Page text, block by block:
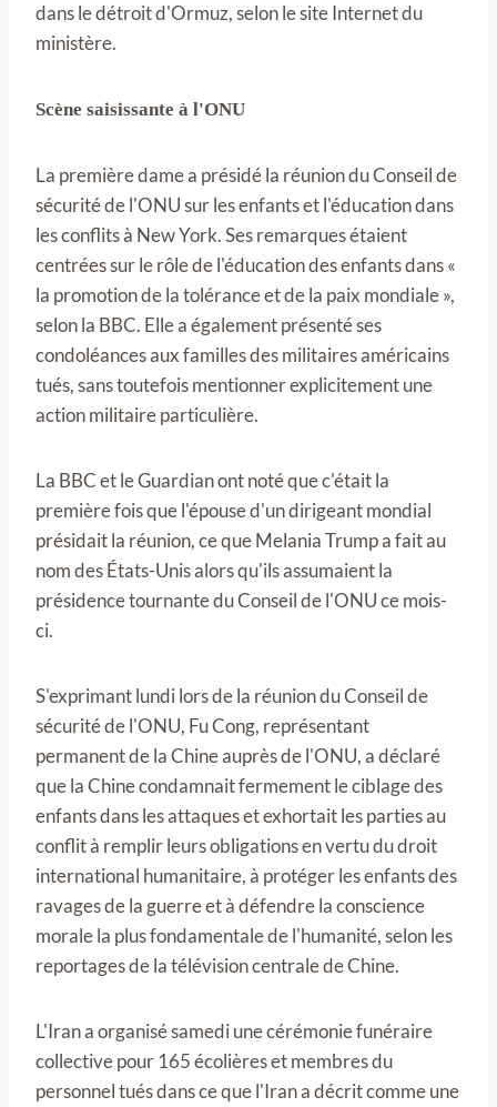
dans le détroit d'Ormuz, selon le site Internet du
ministère.
Scène saisissante à l'ONU
La première dame a présidé la réunion du Conseil de
sécurité de l'ONU sur les enfants et l'éducation dans
les conflits à New York. Ses remarques étaient
centrées sur le rôle de l'éducation des enfants dans «
la promotion de la tolérance et de la paix mondiale »,
selon la BBC. Elle a également présenté ses
condoléances aux familles des militaires américains
tués, sans toutefois mentionner explicitement une
action militaire particulière.
La BBC et le Guardian ont noté que c'était la
première fois que l'épouse d'un dirigeant mondial
présidait la réunion, ce que Melania Trump a fait au
nom des États-Unis alors qu'ils assumaient la
présidence tournante du Conseil de l'ONU ce mois-
ci.
S'exprimant lundi lors de la réunion du Conseil de
sécurité de l'ONU, Fu Cong, représentant
permanent de la Chine auprès de l'ONU, a déclaré
que la Chine condamnait fermement le ciblage des
enfants dans les attaques et exhortait les parties au
conflit à remplir leurs obligations en vertu du droit
international humanitaire, à protéger les enfants des
ravages de la guerre et à défendre la conscience
morale la plus fondamentale de l'humanité, selon les
reportages de la télévision centrale de Chine.
L'Iran a organisé samedi une cérémonie funéraire
collective pour 165 écolières et membres du
personnel tués dans ce que l'Iran a décrit comme une